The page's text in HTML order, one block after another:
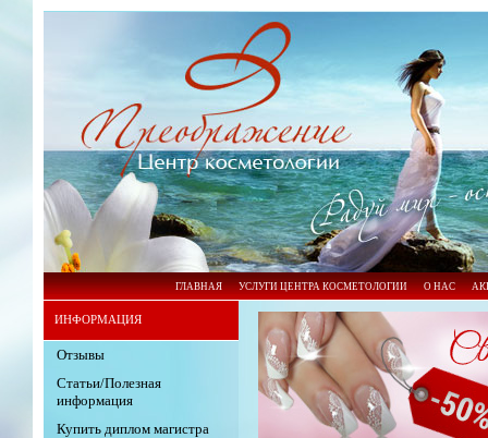
ГЛАВНАЯ УСЛУГИ ЦЕНТРА КОСМЕТОЛОГИИ О НАС
ИНФОРМАЦИЯ
Отзывы
Статьи/Полезная
информация
Купить диплом магистра